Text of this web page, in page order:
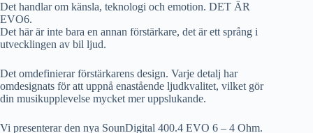
Det handlar om känsla, teknologi och emotion. DET ÄR
EVO6.
Det här är inte bara en annan förstärkare, det är ett språng i
utvecklingen av bil ljud.
Det omdefinierar förstärkarens design. Varje detalj har
omdesignats för att uppnå enastående ljudkvalitet, vilket gör
din musikupplevelse mycket mer uppslukande.
Vi presenterar den nya SounDigital 400.4 EVO 6 – 4 Ohm.